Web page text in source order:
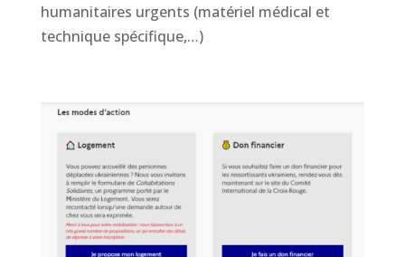
humanitaires urgents (matériel médical et
technique spécifique,…)